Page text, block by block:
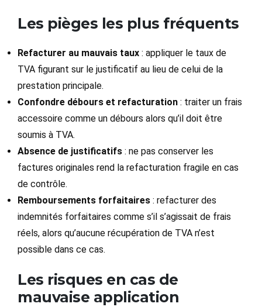
Les pièges les plus fréquents
Refacturer au mauvais taux : appliquer le taux de
TVA figurant sur le justificatif au lieu de celui de la
prestation principale.
Confondre débours et refacturation : traiter un frais
accessoire comme un débours alors qu’il doit être
soumis à TVA.
Absence de justificatifs : ne pas conserver les
factures originales rend la refacturation fragile en cas
de contrôle.
Remboursements forfaitaires : refacturer des
indemnités forfaitaires comme s’il s’agissait de frais
réels, alors qu’aucune récupération de TVA n’est
possible dans ce cas.
Les risques en cas de
mauvaise application